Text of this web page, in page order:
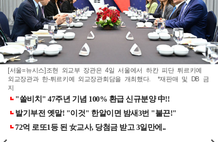
[서울=뉴시스]조현 외교부 장관은 4일 서울에서 하칸 피단 튀르키예
외교장관과 한-튀르키예 외교장관회담을 개최했다. *재판매 및 DB 금
지